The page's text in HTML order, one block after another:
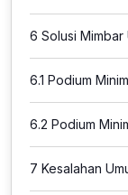
6 Solusi
6.1 Podium
6.2 Podium
7 Kesalahan